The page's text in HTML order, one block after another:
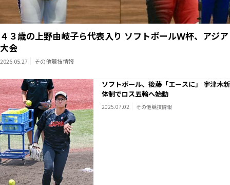
４３歳の上野由岐子ら代表入り ソフトボールＷ杯、アジア
大会
2026.05.27 その他競技情報
ソフトボール、後藤「エースに」 宇津木新
体制でロス五輪へ始動
2025.07.02 その他競技情報